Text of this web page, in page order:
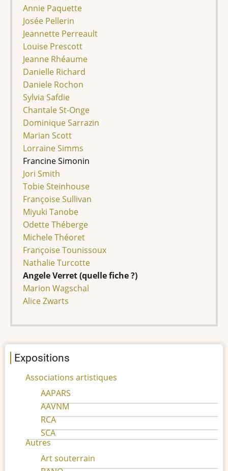
Annie Paquette
Josée Pellerin
Jeannette Perreault
Louise Prescott
Jeanne Rhéaume
Danielle Richard
Daniele Rochon
Sylvia Safdie
Chantale St-Onge
Dominique Sarrazin
Marian Scott
Lorraine Simms
Francine Simonin
Jori Smith
Tobie Steinhouse
Françoise Sullivan
Miyuki Tanobe
Odette Théberge
Michele Théoret
Françoise Tounissoux
Nathalie Turcotte
Angele Verret (quelle fiche ?)
Marion Wagschal
Alice Zwarts
Expositions
Associations artistiques
AAPARS
AAVNM
RCA
SCA
Autres
Art souterrain